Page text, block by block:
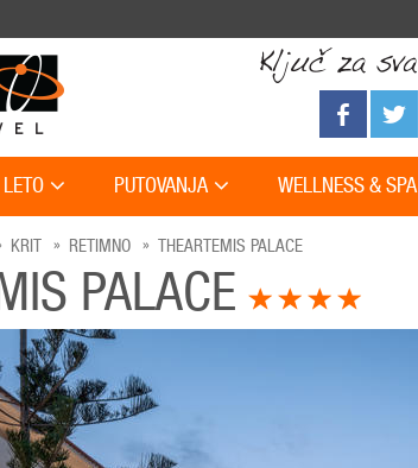
LETO PUTOVANJA WELLNESS & SPA
KRIT RETIMNO THEARTEMIS PALACE
PALACE